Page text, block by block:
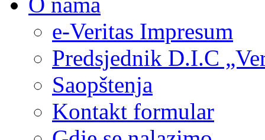
e-Veritas Impresum
Predsjednik D.I.C
Saopštenja
Kontakt formular